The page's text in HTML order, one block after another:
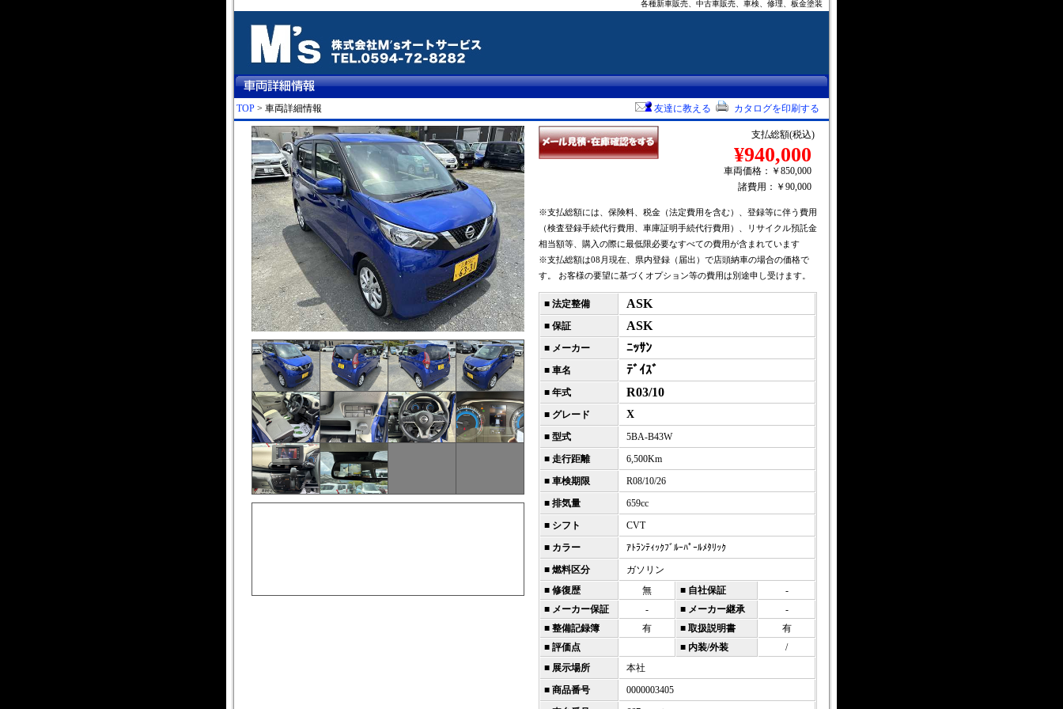
各種新車販売、中古車販売、車検、修理、板金塗装
TOP > 車両詳細情報 友達に教える カタログを印刷する
支払総額(税込)
¥940,000
車両価格：￥850,000
諸費用：￥90,000
※支払総額には、保険料、税金（法定費用を含む）、登録等に伴う費用
（検査登録手続代行費用、車庫証明手続代行費用）、リサイクル預託金
相当額等、購入の際に最低限必要なすべての費用が含まれています
※支払総額は08月現在、県内登録（届出）で店頭納車の場合の価格で
す。 お客様の要望に基づくオプション等の費用は別途申し受けます。
■ 法定整備 ASK
■ 保証 ASK
■ メーカー ﾆｯｻﾝ
■ 車名 ﾃﾞｲｽﾞ
■ 年式 R03/10
■ グレード X
■ 型式
5BA-B43W
■ 走行距離
6,500Km
■ 車検期限
R08/10/26
■ 排気量
659cc
■ シフト
CVT
■ カラー
ｱﾄﾗﾝﾃｨｯｸﾌﾞﾙｰﾊﾟｰﾙﾒﾀﾘｯｸ
■ 燃料区分
ガソリン
■ 修復歴
無 ■ 自社保証
-
■ メーカー保証
- ■ メーカー継承
-
■ 整備記録簿
有 ■ 取扱説明書
有
■ 評価点
■ 内装/外装
/
■ 展示場所
本社
■ 商品番号
0000003405